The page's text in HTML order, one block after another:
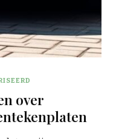
over